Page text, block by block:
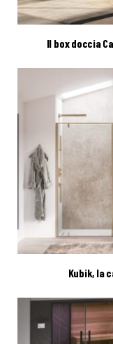
Il box doccia
Kubik, la